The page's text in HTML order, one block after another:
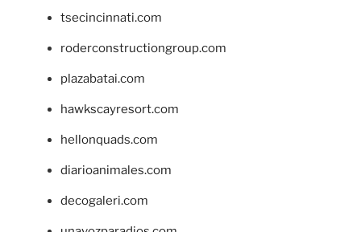
tsecincinnati.com
roderconstructiongroup.com
plazabatai.com
hawkscayresort.com
hellonquads.com
diarioanimales.com
decogaleri.com